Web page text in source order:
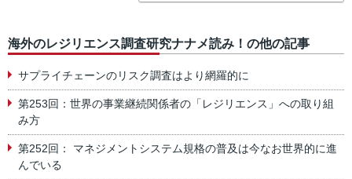
海外のレジリエンス調査研究ナナメ読み！の他の記事
サプライチェーンのリスク調査はより網羅的に
第253回：世界の事業継続関係者の「レジリエンス」への取り組
み方
第252回： マネジメントシステム規格の普及は今なお世界的に進
んでいる